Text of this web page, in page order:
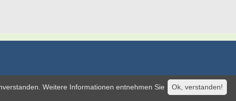
Ok, verstanden!
Weitere Informationen entnehmen Sie